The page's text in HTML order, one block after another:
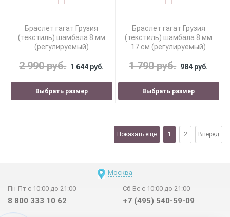
Браслет гагат Грузия
(текстиль) шамбала 8 мм
(регулируемый)
2 990 руб. 1 644 руб.
Выбрать размер
Браслет гагат Грузия
(текстиль) шамбала 8 мм
17 см (регулируемый)
1 790 руб. 984 руб.
Выбрать размер
Показать еще 1 2 Вперед
Москва
Пн-Пт с 10:00 до 21:00
8 800 333 10 62
Сб-Вс с 10:00 до 21:00
+7 (495) 540-59-09